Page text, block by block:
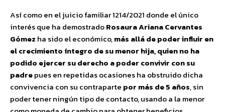
Así como en el juicio familiar 1214/2021 donde el único
interés que ha demostradoRosaura Ariana Cervantes
Gómez ha sido el económico,más allá de poder influir en
el crecimiento íntegro de su menor hija, quien no ha
podido ejercer su derecho a poder convivir con su
padrepues en repetidas ocasiones ha obstruido dicha
convivencia con su contraparte por más de 5 años, sin
poder tener ningún tipo de contacto, usando a la menor